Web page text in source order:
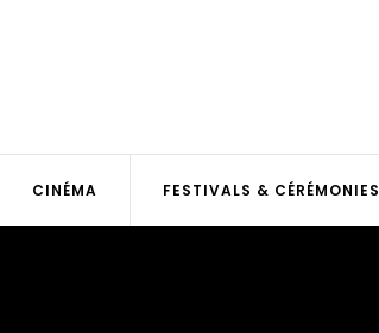
CINÉMA FESTIVALS & CÉRÉMONIES